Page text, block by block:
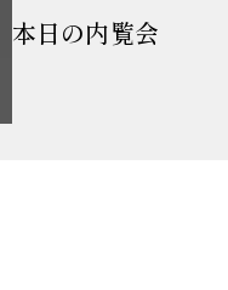
本日の内覧会